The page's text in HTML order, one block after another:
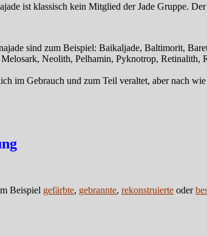
ist klassisch kein Mitglied der Jade Gruppe.
sind zum Beispiel: Baikaljade, Baltimorit,
Neolith, Pelhamin, Pyknotrop, Retinalith,
im Gebrauch und zum Teil veraltet, aber nach
Beispiel gefärbte, gebrannte, rekonstruierte oder